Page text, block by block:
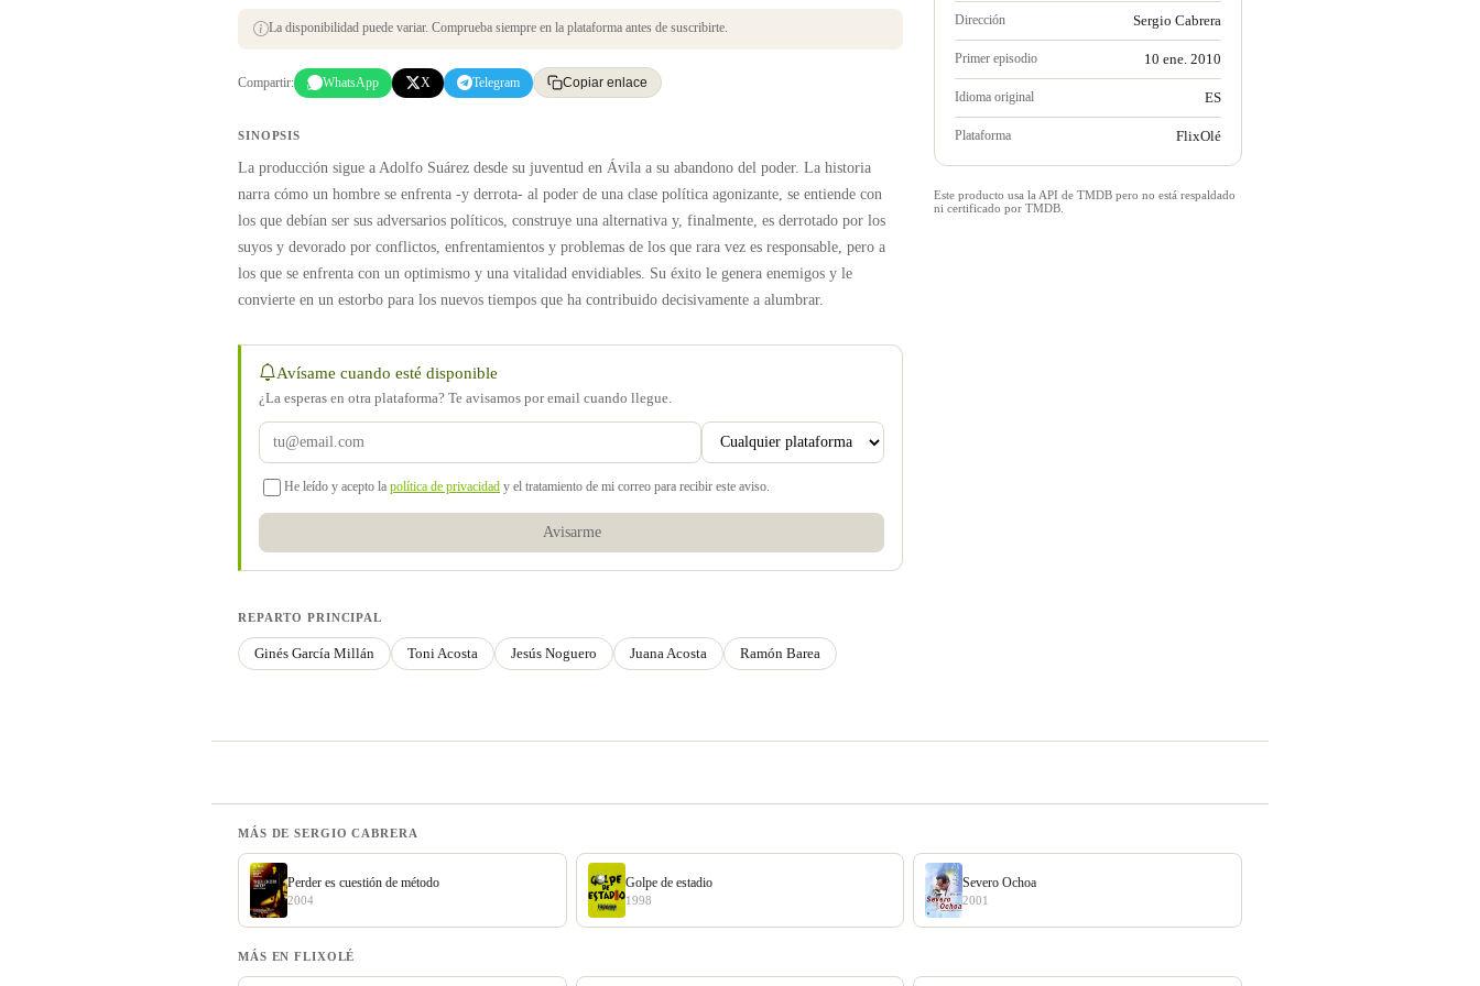
La disponibilidad puede variar. Comprueba siempre en la plataforma antes de suscribirte.
Compartir: WhatsApp X Telegram Copiar enlace
SINOPSIS
La producción sigue a Adolfo Suárez desde su juventud en Ávila a su abandono del poder. La historia
narra cómo un hombre se enfrenta -y derrota- al poder de una clase política agonizante, se entiende con
los que debían ser sus adversarios políticos, construye una alternativa y, finalmente, es derrotado por los
suyos y devorado por conflictos, enfrentamientos y problemas de los que rara vez es responsable, pero a
los que se enfrenta con un optimismo y una vitalidad envidiables. Su éxito le genera enemigos y le
convierte en un estorbo para los nuevos tiempos que ha contribuido decisivamente a alumbrar.
Avísame cuando esté disponible
¿La esperas en otra plataforma? Te avisamos por email cuando llegue.
He leído y acepto la política de privacidad y el tratamiento de mi correo para recibir este aviso.
Avisarme
REPARTO PRINCIPAL
Ginés García Millán Toni Acosta Jesús Noguero Juana Acosta Ramón Barea
Dirección Sergio Cabrera
Primer episodio 10 ene. 2010
Idioma original ES
Plataforma FlixOlé
Este producto usa la API de TMDB pero no está respaldado
ni certificado por TMDB.
MÁS DE SERGIO CABRERA
Perder es cuestión de método
2004
Golpe de estadio
1998
Severo Ochoa
2001
MÁS EN FLIXOLÉ